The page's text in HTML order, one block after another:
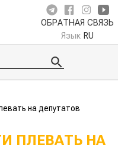
ОБРАТНАЯ СВЯЗЬ
Язык RU
на депутатов
ПЛЕВАТЬ НА